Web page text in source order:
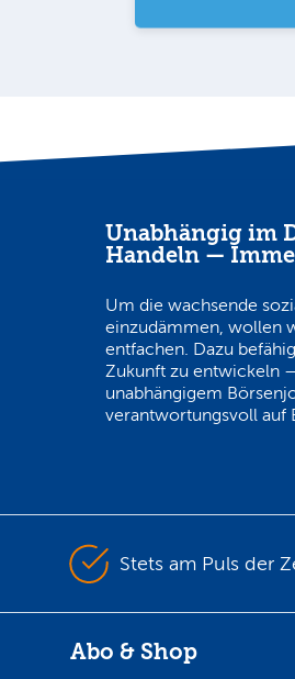
Unabhängig im
Handeln —
Um die wachsende
einzudämmen, wollen
entfachen. Dazu
Zukunft zu entwickeln
unabhängigem
verantwortungsvoll auf
Stets am Puls der
Abo & Shop